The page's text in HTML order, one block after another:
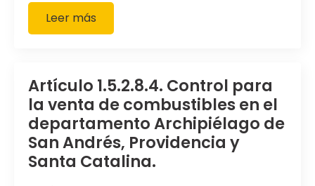
Leer más
Artículo 1.5.2.8.4. Control para
la venta de combustibles en el
departamento Archipiélago de
San Andrés, Providencia y
Santa Catalina.